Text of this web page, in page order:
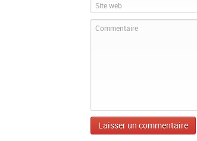
Site web
Commentaire